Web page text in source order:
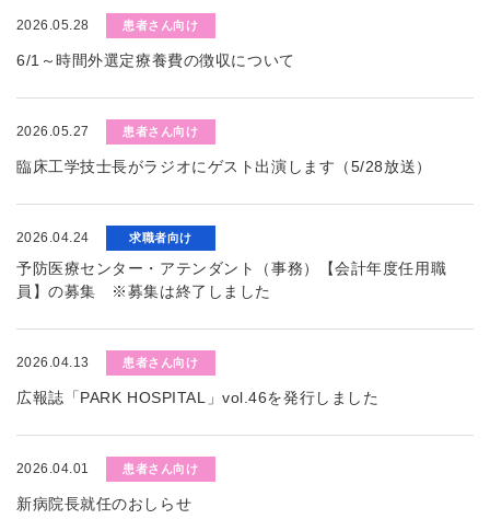
2026.05.28 患者さん向け
6/1～時間外選定療養費の徴収について
2026.05.27 患者さん向け
臨床工学技士長がラジオにゲスト出演します（5/28放送）
2026.04.24 求職者向け
予防医療センター・アテンダント（事務）【会計年度任用職
員】の募集 ※募集は終了しました
2026.04.13 患者さん向け
広報誌「PARK HOSPITAL」vol.46を発行しました
2026.04.01 患者さん向け
新病院長就任のおしらせ